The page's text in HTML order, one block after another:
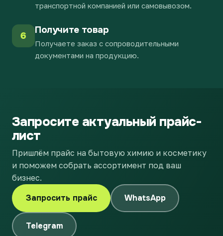
транспортной компанией или самовывозом.
6 Получите товар
Получаете заказ с сопроводительными
документами на продукцию.
Запросите актуальный прайс-
лист
Пришлём прайс на бытовую химию и косметику
и поможем собрать ассортимент под ваш
бизнес.
Запросить прайс WhatsApp
Telegram